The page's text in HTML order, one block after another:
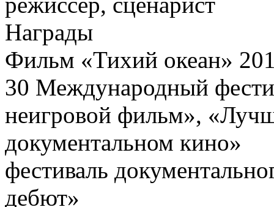
Награды
Фильм «Тихий океан»
30 Международный
неигровой фильм»,
документальном кино»
фестиваль
дебют»